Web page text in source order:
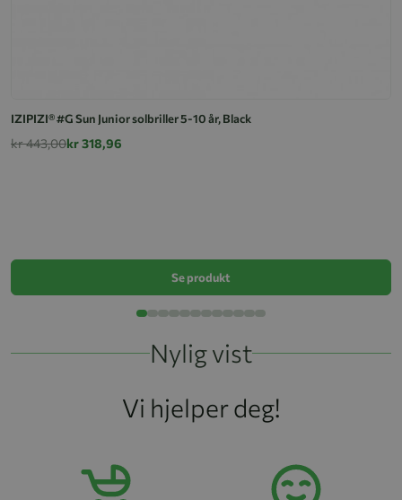
IZIPIZI® #G Sun Junior solbriller 5-10 år, Black
kr 443,00kr 318,96
Se produkt
Nylig vist
Vi hjelper deg!